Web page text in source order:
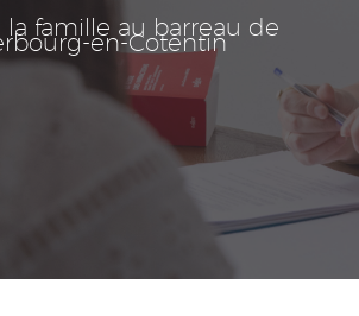
la famille au barreau de
en-Cotentin